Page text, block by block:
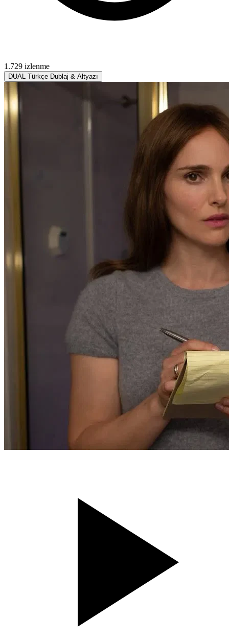
1.729 izlenme
DUAL Türkçe Dublaj & Altyazı